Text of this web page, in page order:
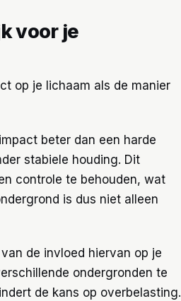
voor je
op je lichaam als de manier
beter dan een harde
stabiele houding. Dit
controle te behouden, wat
is dus niet alleen
de invloed hiervan op je
ondergronden te
de kans op overbelasting.